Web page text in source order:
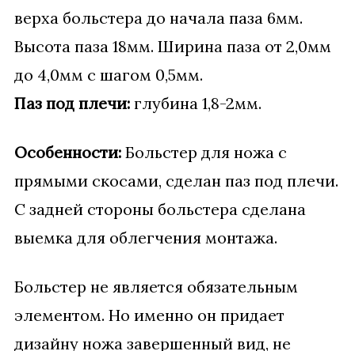
верха больстера до начала паза 6мм.
Высота паза 18мм. Ширина паза от 2,0мм
до 4,0мм с шагом 0,5мм.
Паз под плечи: глубина 1,8-2мм.
Особенности: Больстер для ножа с
прямыми скосами, сделан паз под плечи.
С задней стороны больстера сделана
выемка для облегчения монтажа.
Больстер не является обязательным
элементом. Но именно он придает
дизайну ножа завершенный вид, не